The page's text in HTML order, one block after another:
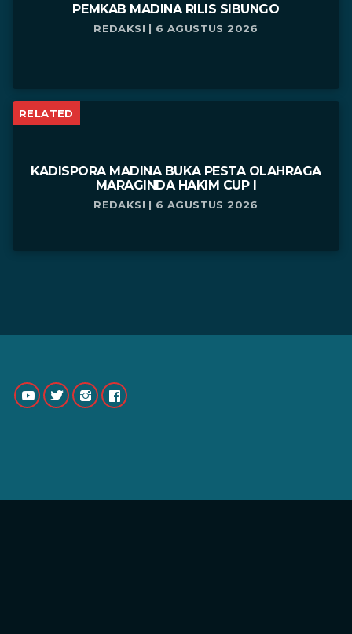
PEMKAB MADINA RILIS SIBUNGO
REDAKSI | 6 AGUSTUS 2026
RELATED
KADISPORA MADINA BUKA PESTA OLAHRAGA
MARAGINDA HAKIM CUP I
REDAKSI | 6 AGUSTUS 2026